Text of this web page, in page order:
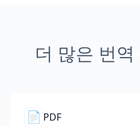
더 많은 번
📄 PDF